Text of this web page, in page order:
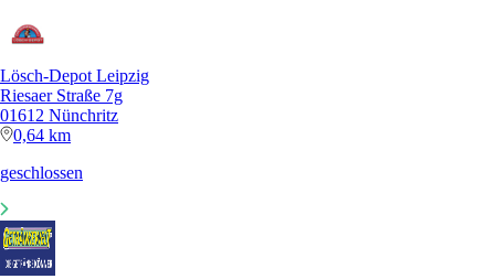
Lösch-Depot Leipzig
Riesaer Straße 7g
01612 Nünchritz
0,64 km
geschlossen